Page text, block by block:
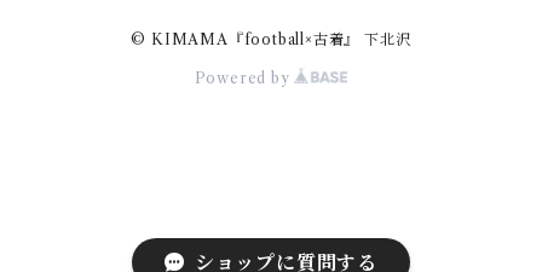
ショップに質問する
© KIMAMA『football×古着』 下北沢
Powered by